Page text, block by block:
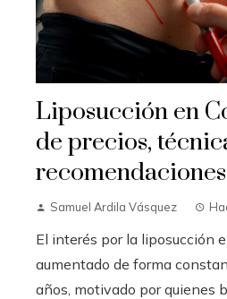
Liposucción en
de precios,
recomendaciones
Samuel Ardila Vásquez
El interés por la liposucción
aumentado de forma
años, motivado por quienes